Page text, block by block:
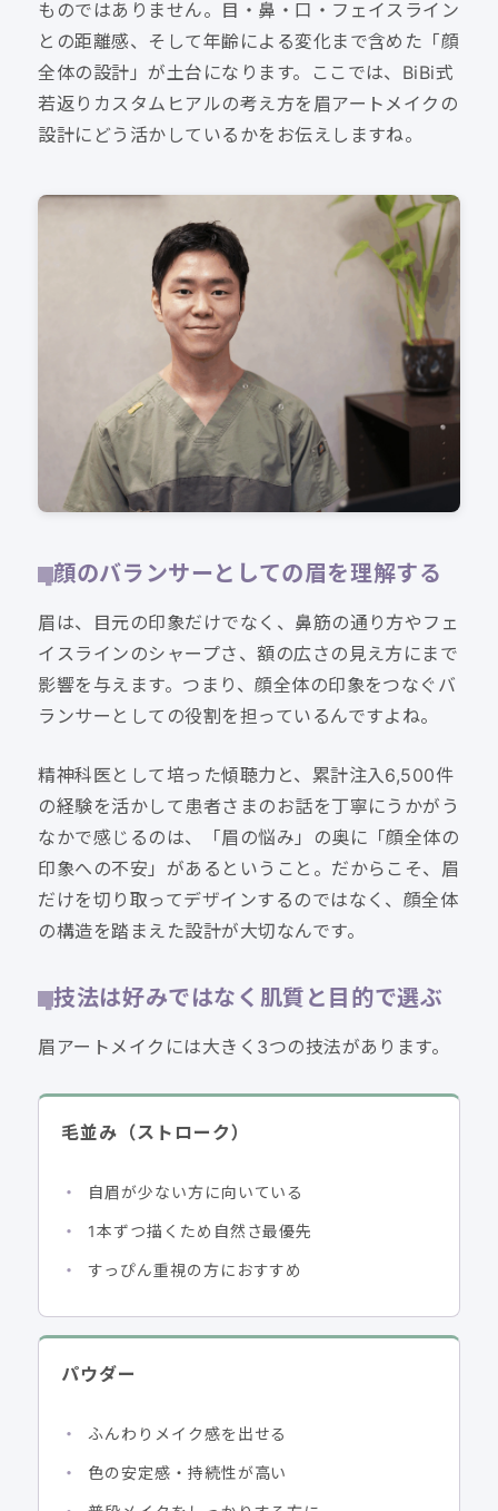
ものではありません。目・鼻・口・フェイスライン
との距離感、そして年齢による変化まで含めた「顔
全体の設計」が土台になります。ここでは、BiBi式
若返りカスタムヒアルの考え方を眉アートメイクの
設計にどう活かしているかをお伝えしますね。
顔のバランサーとしての眉を理解する
眉は、目元の印象だけでなく、鼻筋の通り方やフェ
イスラインのシャープさ、額の広さの見え方にまで
影響を与えます。つまり、顔全体の印象をつなぐバ
ランサーとしての役割を担っているんですよね。
精神科医として培った傾聴力と、累計注入6,500件
の経験を活かして患者さまのお話を丁寧にうかがう
なかで感じるのは、「眉の悩み」の奥に「顔全体の
印象への不安」があるということ。だからこそ、眉
だけを切り取ってデザインするのではなく、顔全体
の構造を踏まえた設計が大切なんです。
技法は好みではなく肌質と目的で選ぶ
眉アートメイクには大きく3つの技法があります。
毛並み（ストローク）
自眉が少ない方に向いている
1本ずつ描くため自然さ最優先
すっぴん重視の方におすすめ
パウダー
ふんわりメイク感を出せる
色の安定感・持続性が高い